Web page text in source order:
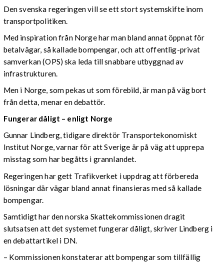
Den svenska regeringen vill se ett stort systemskifte inom
transportpolitiken.
Med inspiration från Norge har man bland annat öppnat för
betalvägar, så kallade bompengar, och att offentlig-privat
samverkan (OPS) ska leda till snabbare utbyggnad av
infrastrukturen.
Men i Norge, som pekas ut som förebild, är man på väg bort
från detta, menar en debattör.
Fungerar dåligt – enligt Norge
Gunnar Lindberg, tidigare direktör Transportekonomiskt
Institut Norge, varnar för att Sverige är på väg att upprepa
misstag som har begåtts i grannlandet.
Regeringen har gett Trafikverket i uppdrag att förbereda
lösningar där vägar bland annat finansieras med så kallade
bompengar.
Samtidigt har den norska Skattekommissionen dragit
slutsatsen att det systemet fungerar dåligt, skriver Lindberg i
en debattartikel i DN.
– Kommissionen konstaterar att bompengar som tillfällig